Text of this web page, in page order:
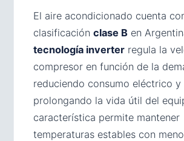
El aire acondicionado cuenta
clasificación clase B en
tecnología inverter regula la
compresor en función de la
reduciendo consumo eléctrico y
prolongando la vida útil del
característica permite mantener
temperaturas estables con